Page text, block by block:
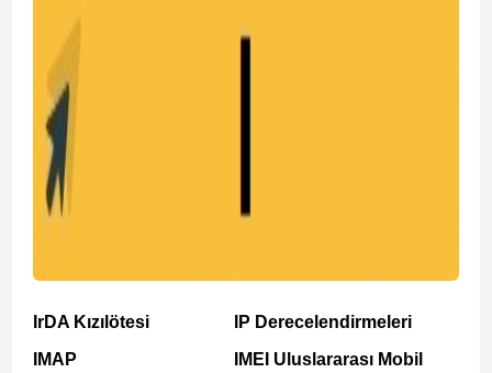
IrDA Kızılötesi
IMAP
IP Derecelendirmeleri
IMEI Uluslararası Mobil